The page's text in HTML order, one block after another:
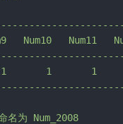
Num10 Num11
1       1
名为
Num_2008